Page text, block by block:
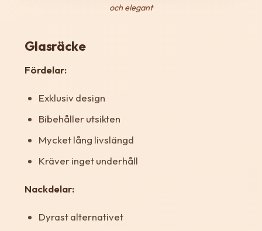
och elegant
Glasräcke
Fördelar:
Exklusiv design
Bibehåller utsikten
Mycket lång livslängd
Kräver inget underhåll
Nackdelar:
Dyrast alternativet